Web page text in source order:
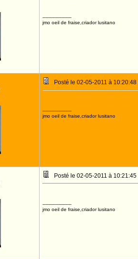
--------------------
jmo oeil de fraise,criador lusitano
Posté le 02-05-2011 à 10:20:48
--------------------
jmo oeil de fraise,criador lusitano
Posté le 02-05-2011 à 10:21:45
--------------------
jmo oeil de fraise,criador lusitano